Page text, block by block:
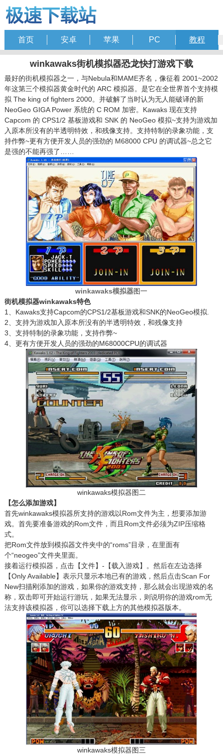
首页 安卓 苹果 PC 教程
winkawaks街机模拟器恐龙快打游戏下载
最好的街机模拟器之一，与Nebula和MAME齐名，像征着 2001~2002
年这第三个模拟器黄金时代的 ARC 模拟器。是它在全世界首个支持模
拟 The king of fighters 2000。并破解了当时认为无人能破译的新
NeoGeo GIGA Power 系统的 C ROM 加密。Kawaks 现在支持
Capcom 的 CPS1/2 基板游戏和 SNK 的 NeoGeo 模拟~支持为游戏加
入原本所没有的半透明特效，和残像支持。支持特制的录象功能，支
持作弊~更有方便开发人员的强劲的 M68000 CPU 的调试器~总之它
是强的不能再强了……
winkawaks模拟器图一
街机模拟器winkawaks特色
1、Kawaks支持Capcom的CPS1/2基板游戏和SNK的NeoGeo模拟.
2、支持为游戏加入原本所没有的半透明特效，和残像支持
3、支持特制的录象功能，支持作弊~
4、更有方便开发人员的强劲的M68000CPU的调试器
winkawaks模拟器图二
【怎么添加游戏】
首先winkawaks模拟器所支持的游戏以Rom文件为主，想要添加游
戏。首先要准备游戏的Rom文件，而且Rom文件必须为ZIP压缩格
式。
把Rom文件放到模拟器文件夹中的“roms”目录，在里面有
个“neogeo”文件夹里面。
接着运行模拟器，点击【文件】-【载入游戏】。然后在左边选择
【Only Available】表示只显示本地已有的游戏，然后点击Scan For
New扫描刚添加的游戏，如果你的游戏支持，那么就会出现游戏的名
称，双击即可开始运行游玩，如果无法显示，则说明你的游戏rom无
法支持该模拟器，你可以选择下载上方的其他模拟器版本。
winkawaks模拟器图三